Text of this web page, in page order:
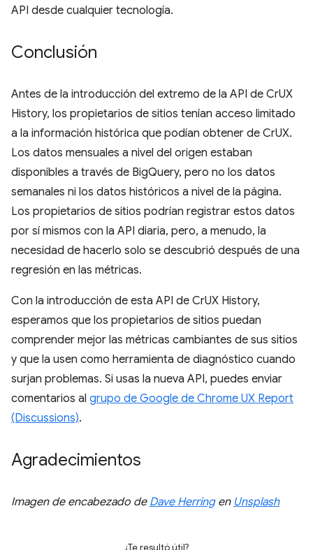
API desde cualquier tecnología.
Conclusión
Antes de la introducción del extremo de la API de CrUX
History, los propietarios de sitios tenían acceso limitado
a la información histórica que podían obtener de CrUX.
Los datos mensuales a nivel del origen estaban
disponibles a través de BigQuery, pero no los datos
semanales ni los datos históricos a nivel de la página.
Los propietarios de sitios podrían registrar estos datos
por sí mismos con la API diaria, pero, a menudo, la
necesidad de hacerlo solo se descubrió después de una
regresión en las métricas.
Con la introducción de esta API de CrUX History,
esperamos que los propietarios de sitios puedan
comprender mejor las métricas cambiantes de sus sitios
y que la usen como herramienta de diagnóstico cuando
surjan problemas. Si usas la nueva API, puedes enviar
comentarios al grupo de Google de Chrome UX Report
(Discussions).
Agradecimientos
Imagen de encabezado de Dave Herringen Unsplash
¿Te resultó útil?